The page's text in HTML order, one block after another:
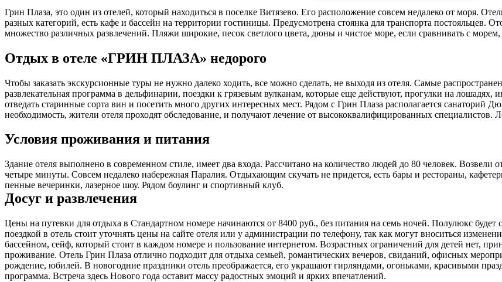
Грин Плаза, это один из отелей, который находиться в поселке Витязево. Его расположение совсем недалеко от моря.
разных категорий, есть кафе и бассейн на территории гостиницы. Предусмотрена стоянка для транспорта постояльцев.
множество различных развлечений. Пляжи широкие, песок светлого цвета, дюны и чистое море, если сравнивать с
Отдых в отеле «ГРИН ПЛАЗА» недорого
Чтобы заказать экскурсионные туры не нужно далеко ходить, все можно сделать, не выходя из отеля. Самые
развлекательная программа в дельфинарии, поездки к грязевым вулканам, которые еще действуют, прогулки на лошадях,
отведать старинные сорта вин и посетить много других интересных мест. Рядом с Грин Плаза располагается санаторий
необходимость, жители отеля проходят обследование, и получают лечение от высококвалифицированных
Условия проживания и питания
Здание отеля выполнено в современном стиле, имеет два входа. Рассчитано на количество людей до 80 человек.
четыре минуты. Совсем недалеко набережная Паралия. Отдыхающим скучать не придется, есть бары и рестораны,
пенные вечеринки, лазерное шоу. Рядом боулинг и спортивный клуб.
Досуг и развлечения
Цены на путевки для отдыха в Стандартном номере начинаются от 8400 руб., без питания на семь ночей. Полулюкс
поездкой в отель стоит уточнять цены на сайте отеля или у администрации по телефону, так как могут вноситься
бассейном, сейф, который стоит в каждом номере и пользование интернетом. Возрастных ограничений для детей нет,
проживание. Отель Грин Плаза отлично подходит для отдыха семьей, романтических вечеров, свиданий, офисных
рождение, юбилей. В новогодние праздники отель преображается, его украшают гирляндами, огоньками, красивыми
программа. Встреча здесь Нового года оставит массу радостных эмоций и ярких впечатлений.